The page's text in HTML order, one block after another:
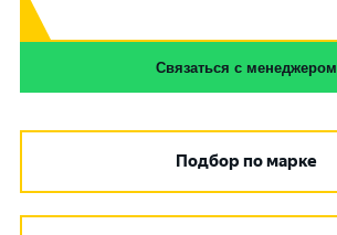
Связаться с менеджером
Подбор по марке